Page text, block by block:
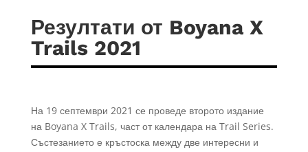
Резултати от Boyana X
Trails 2021
На 19 септември 2021 се проведе второто издание
на Boyana X Trails, част от календара на Trail Series.
Състезанието е кръстоска между две интересни и